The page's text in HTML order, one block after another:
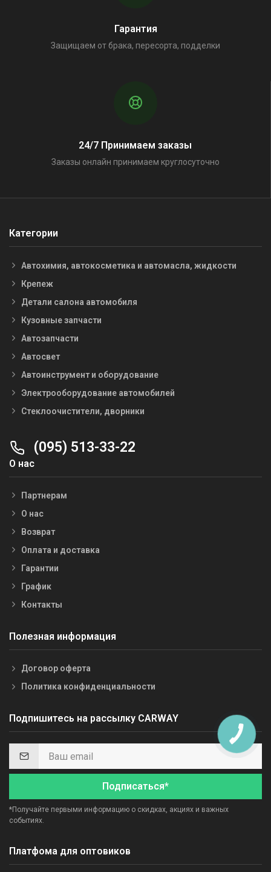
Гарантия
Защищаем от брака, пересорта, подделки
24/7 Принимаем заказы
Заказы онлайн принимаем круглосуточно
Категории
Автохимия, автокосметика и автомасла, жидкости
Крепеж
Детали салона автомобиля
Кузовные запчасти
Автозапчасти
Автосвет
Автоинструмент и оборудование
Электрооборудование автомобилей
Стеклоочистители, дворники
(095) 513-33-22
О нас
Партнерам
О нас
Возврат
Оплата и доставка
Гарантии
График
Контакты
Полезная информация
Договор оферта
Политика конфиденциальности
Подпишитесь на рассылку CARWAY
Подписаться*
*Получайте первыми информацию о скидках, акциях и важных
событиях.
Платфома для оптовиков